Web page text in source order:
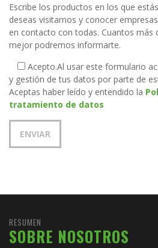
Escribe los productos en los que
deseas visitarnos y conocer
en contacto con todas. Cuantos más
mejor podremos informarte.
Acepto.Al usar este formulario
y gestión de tus datos por parte de
Aceptas haber leído y entendido la
tratamiento de datos
RESUMEN
SOBRE NOSOTROS